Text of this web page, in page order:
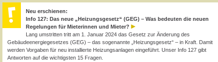
Neu erschienen:
Info 127: Das neue „Heizungsgesetz“ (GEG) – Was bedeuten die neuen
Regelungen für Mieterinnen und Mieter?
Lang umstritten tritt am 1. Januar 2024 das Gesetz zur Änderung des
Gebäudeenergiegesetzes (GEG) – das sogenannte „Heizungsgesetz“ – in Kraft. Damit
werden Vorgaben für neu installierte Heizungsanlagen eingeführt. Unser Info 127 gibt
Antworten auf die wichtigsten 15 Fragen.